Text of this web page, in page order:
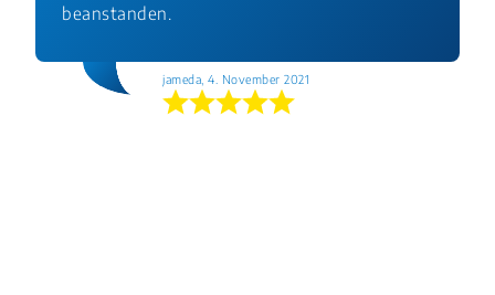
beanstanden.
jameda, 4. November 2021